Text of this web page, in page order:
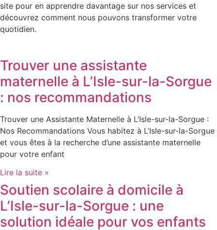
site pour en apprendre davantage sur nos services et
découvrez comment nous pouvons transformer votre
quotidien.
Trouver une assistante
maternelle à L’Isle-sur-la-Sorgue
: nos recommandations
Trouver une Assistante Maternelle à L’Isle-sur-la-Sorgue :
Nos Recommandations Vous habitez à L’Isle-sur-la-Sorgue
et vous êtes à la recherche d’une assistante maternelle
pour votre enfant
Lire la suite »
Soutien scolaire à domicile à
L’Isle-sur-la-Sorgue : une
solution idéale pour vos enfants